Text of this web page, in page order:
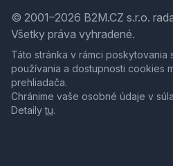
© 2001–2026 B2M.CZ s.r.o.
Všetky práva vyhradené.
Táto stránka v rámci poskytovania
používania a dostupnosti cookies
prehliadača.
Chránime vaše osobné údaje v
Detailytu.